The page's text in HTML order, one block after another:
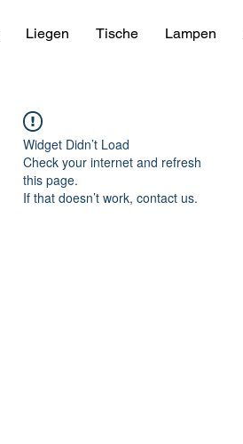
Liegen Tische Lampen
Widget Didn’t Load
Check your internet and refresh
this page.
If that doesn’t work, contact us.